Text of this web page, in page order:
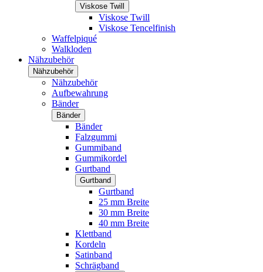
Viskose Twill
Viskose Twill
Viskose Tencelfinish
Waffelpiqué
Walkloden
Nähzubehör
Nähzubehör
Nähzubehör
Aufbewahrung
Bänder
Bänder
Bänder
Falzgummi
Gummiband
Gummikordel
Gurtband
Gurtband
Gurtband
25 mm Breite
30 mm Breite
40 mm Breite
Klettband
Kordeln
Satinband
Schrägband